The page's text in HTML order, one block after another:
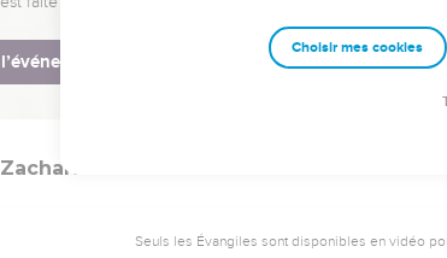
» Voici ce que dit l'Eternel, le maître de l’univers
nations attraperont un Juif par le pan de son habit
Zacharie
Seuls les Évangiles sont disponibles en vidéo
Choisir mes cookies